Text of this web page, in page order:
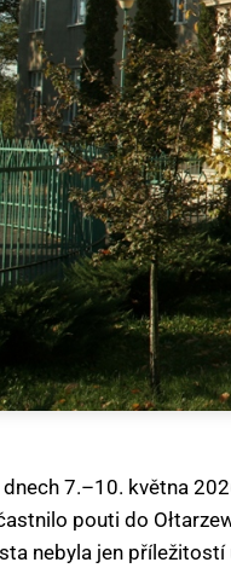
dnech 7.–10. května
pouti do
nebyla jen